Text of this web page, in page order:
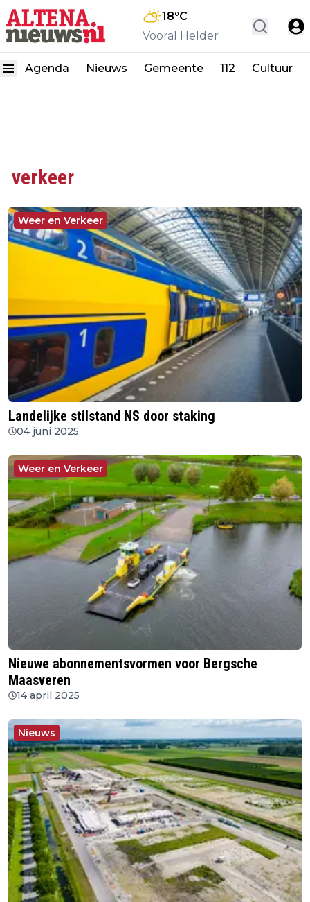
18°C
Vooral Helder
Agenda Nieuws Gemeente 112 Cultuur
verkeer
Weer en Verkeer
Landelijke stilstand NS door staking
04 juni 2025
Weer en Verkeer
Nieuwe abonnementsvormen voor Bergsche
Maasveren
14 april 2025
Nieuws